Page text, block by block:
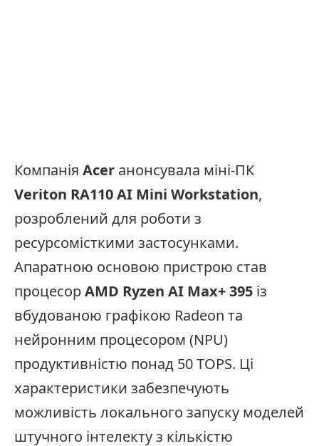
Компанія Acer анонсувала міні-ПК
Veriton RA110 AI Mini Workstation,
розроблений для роботи з
ресурсомісткими застосунками.
Апаратною основою пристрою став
процесорAMD Ryzen AI Max+ 395 із
вбудованою графікою Radeon та
нейронним процесором (NPU)
продуктивністю понад 50 TOPS. Ці
характеристики забезпечують
можливість локального запуску моделей
штучного інтелекту з кількістю